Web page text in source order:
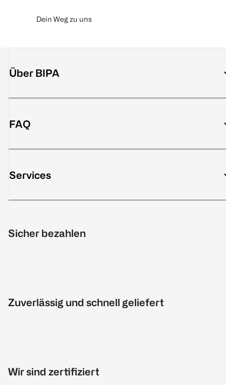
Dein Weg zu uns
Über BIPA
FAQ
Services
Sicher bezahlen
Zuverlässig und schnell geliefert
Wir sind zertifiziert